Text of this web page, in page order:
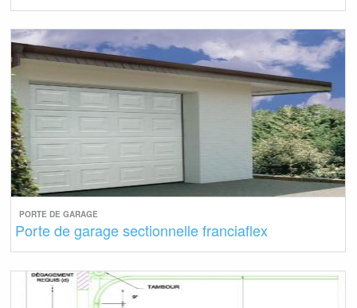
PORTE DE GARAGE
Porte de garage sectionnelle franciaflex